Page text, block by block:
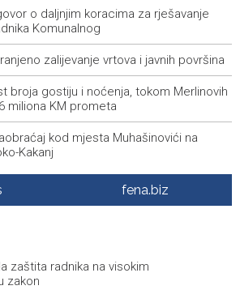
o daljnjim koracima za rješavanje
Komunalnog
zalijevanje vrtova i javnih površina
broja gostiju i noćenja, tokom Merlinovih
miliona KM prometa
kod mjesta Muhašinovići na
Kakanj
'Naše ptice': Stop krivolovu na
protiv službenika Suda BiH Seada
na dvojnoj registraciji u GOŠK-u
fena.biz
zaštita radnika na visokim
zakon